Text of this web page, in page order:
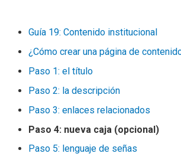
Guía 19: Contenido institucional
¿Cómo crear una página de
Paso 1: el título
Paso 2: la descripción
Paso 3: enlaces relacionados
Paso 4: nueva caja (opcional)
Paso 5: lenguaje de señas